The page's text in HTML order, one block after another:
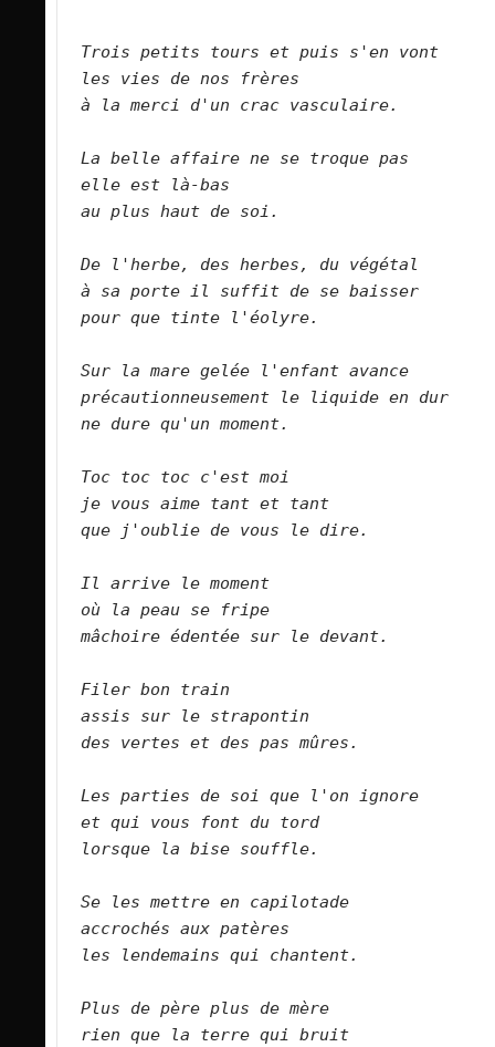
Trois petits tours et puis s'en vont
les vies de nos frères
à la merci d'un crac vasculaire.
La belle affaire ne se troque pas
elle est là-bas
au plus haut de soi.
De l'herbe, des herbes, du végétal
à sa porte il suffit de se baisser
pour que tinte l'éolyre.
Sur la mare gelée l'enfant avance
précautionneusement le liquide en dur
ne dure qu'un moment.
Toc toc toc c'est moi
je vous aime tant et tant
que j'oublie de vous le dire.
Il arrive le moment
où la peau se fripe
mâchoire édentée sur le devant.
Filer bon train
assis sur le strapontin
des vertes et des pas mûres.
Les parties de soi que l'on ignore
et qui vous font du tord
lorsque la bise souffle.
Se les mettre en capilotade
accrochés aux patères
les lendemains qui chantent.
Plus de père plus de mère
rien que la terre qui bruit